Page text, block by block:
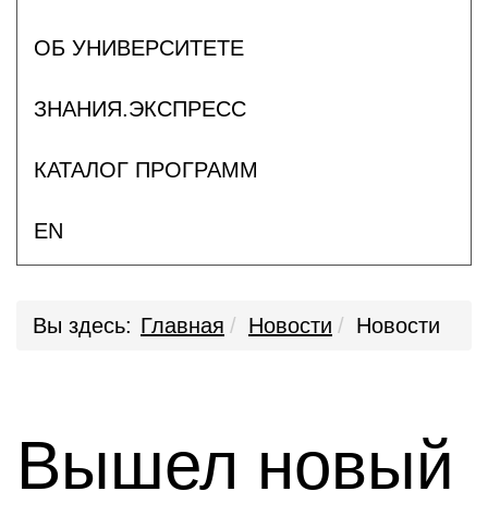
ОБ УНИВЕРСИТЕТЕ
ЗНАНИЯ.ЭКСПРЕСС
КАТАЛОГ ПРОГРАММ
EN
Вы здесь: Главная Новости Новости
Вышел новый